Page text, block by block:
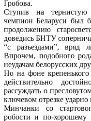
Гробова.
Ступив на тернистую
чемпион Беларуси был
продолжению
доведись БНТУ
“с разъездами”, вряд
Впрочем, подобного
неудачам белорусских
Но на фоне
действительно
рассуждать о
ключевом отрезке
Минчанки со
робости и по-